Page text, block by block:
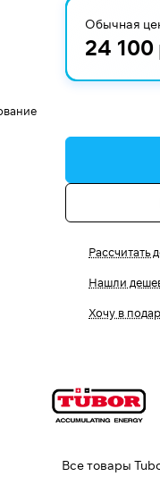
Обычная
24 100
Рассчитать
Нашли
Хочу в
Все товары